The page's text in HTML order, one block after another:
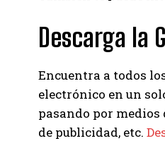
Descarga la
Encuentra a todos
electrónico en un
pasando por
de publicidad, etc.